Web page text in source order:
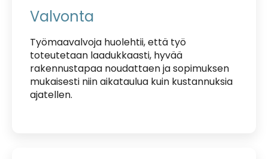
Valvonta
Työmaavalvoja huolehtii, että työ
toteutetaan laadukkaasti, hyvää
rakennustapaa noudattaen ja sopimuksen
mukaisesti niin aikataulua kuin kustannuksia
ajatellen.